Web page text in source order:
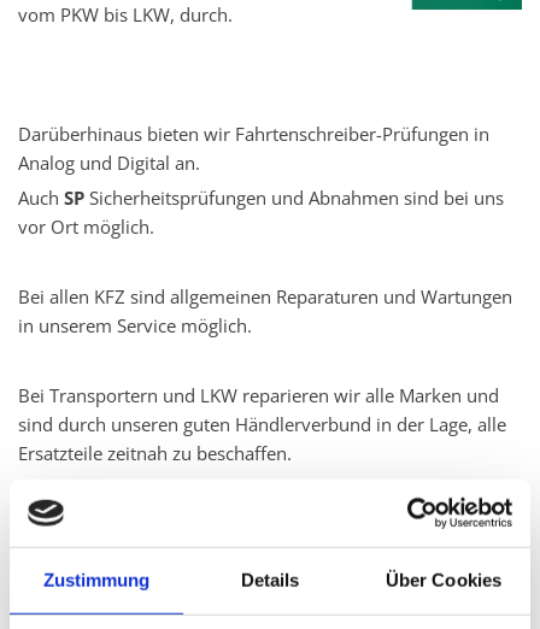
Zustimmung Details Über Cookies
vom PKW bis LKW, durch.
Darüberhinaus bieten wir Fahrtenschreiber-Prüfungen in
Analog und Digital an.
Auch SP Sicherheitsprüfungen und Abnahmen sind bei uns
vor Ort möglich.
Bei allen KFZ sind allgemeinen Reparaturen und Wartungen
in unserem Service möglich.
Bei Transportern und LKW reparieren wir alle Marken und
sind durch unseren guten Händlerverbund in der Lage, alle
Ersatzteile zeitnah zu beschaffen.
Bei Anhängern und Aufliegern führen wir sämtliche
Reparaturen durch.
Mit unseremspeziellen Analysegerät
können bei allen
Anhängern den Fehlerspeicher auslesen und löschen.